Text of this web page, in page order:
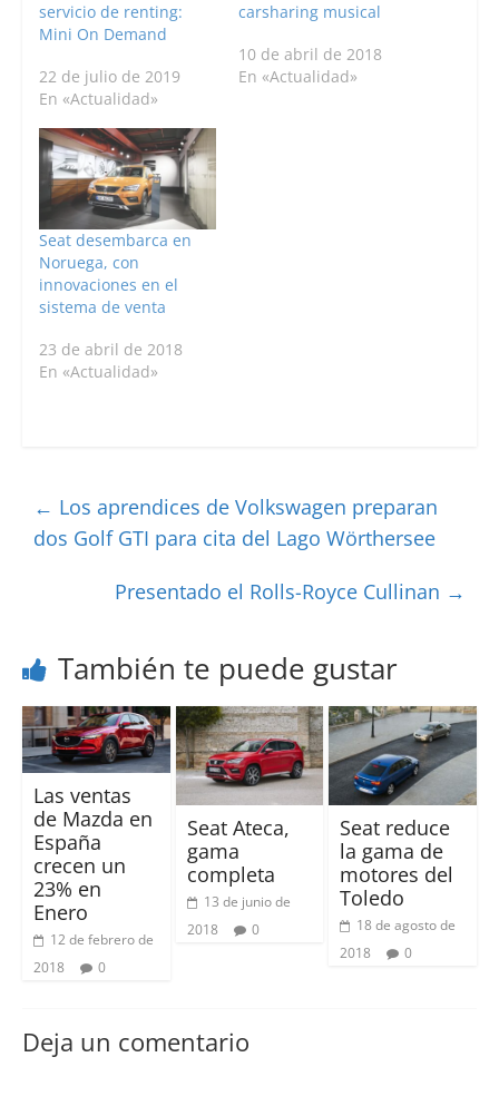
servicio de renting:
Mini On Demand
22 de julio de 2019
En «Actualidad»
carsharing musical
10 de abril de 2018
En «Actualidad»
Seat desembarca en
Noruega, con
innovaciones en el
sistema de venta
23 de abril de 2018
En «Actualidad»
← Los aprendices de Volkswagen preparan
dos Golf GTI para cita del Lago Wörthersee
Presentado el Rolls-Royce Cullinan →
También te puede gustar
Las ventas
de Mazda en
España
crecen un
23% en
Enero
12 de febrero de
2018
0
Seat Ateca,
gama
completa
13 de junio de
2018
0
Seat reduce
la gama de
motores del
Toledo
18 de agosto de
2018
0
Deja un comentario